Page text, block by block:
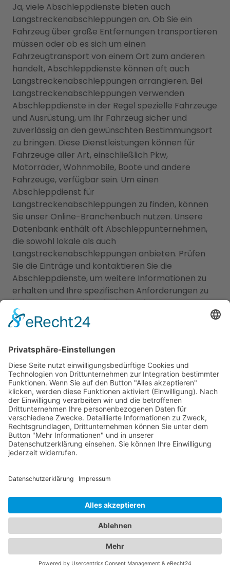
Ja, viele Abschleppdienste bieten auch
Langstreckenabschleppungen an. Ob Sie ein
Fahrzeug über große Entfernungen transportieren
müssen oder ob es sich um einen
Fahrzeugtransport von einem Ort zum anderen
handelt, Abschleppdienste können oft auch
Langstreckenabschleppungen arrangieren. Bei
Langstreckenabschleppungen verwenden
Abschleppdienste in der Regel spezielle Fahrzeuge
und Ausrüstung, um Ihr Fahrzeug sicher und
zuverlässig an den gewünschten Bestimmungsort
zu bringen. Diese Dienstleistungen können für
Fahrzeuge aller Art, einschließlich Pkw,
Motorräder, Wohnmobile, Boote und andere
Fahrzeuge, verfügbar sein. Um einen
Abschleppdienst für
Langstreckenabschleppungen zu finden, können
Sie unser Online-Branchenbuch nutzen. Unsere
Datenbank enthält oft Abschleppunternehmen,
die sowohl lokale als auch
Langstreckenabschleppungen anbieten. Prüfen
Sie die Einträge und kontaktieren Sie die
Abschleppdienste, um weitere Informationen zu
erhalten und Ihre spezifischen Anforderungen zu
besprechen. Denken Sie daran, dass
Langstreckenabschleppungen in der Regel
zusätzliche Kosten und Vorbereitungen erfordern
einschließlich der Gebühren, des
Transportschemas und der Versicherung, direkt
mit dem Abschleppdienst, um ein genaues
Angebot zu erhalten und sicherzustellen, dass Ihre
Bedürfnisse erfüllt werden.
Finden Sie den passenden
Abschleppdienst und das
ideale Hotel - Unser
möglich
In unserem umfangreichen Branchenportal finden
Sie nicht nur alle Informationen zu zuverlässigen
Abschleppdiensten, sondern auch eine
umfassende Auswahl an Hotels für Ihren nächsten
Aufenthalt. Wir möchten sicherstellen, dass Sie
sowohl bei Fahrzeugpannen als auch bei der